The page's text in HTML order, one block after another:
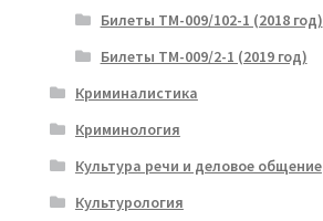
Билеты ТМ-009/102-1 (2018 год)
Билеты ТМ-009/2-1 (2019 год)
Криминалистика
Криминология
Культура речи и деловое общение
Культурология